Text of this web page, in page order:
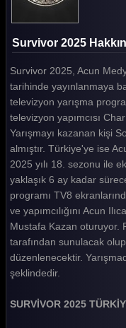
Survivor 2025 131.
Survivor 2025 130.
Survivor 2025 129.
Survivor 2025 128.
Survivor 2025 127.
Survivor 2025 125.
Survivor 2025
Survivor 2025 123.
Survivor 2025 122.
Survivor 2025 121.
Survivor 2025
Survivor 2025, Acun
tarihinde yayınlanmaya
televizyon yarışma
televizyon yapımcısı
Yarışmayı kazanan kişi
almıştır. Türkiye'ye ise
2025 yılı 18. sezonu ile
yaklaşık 6 ay kadar
programı TV8
ve yapımcılığını Acun
Mustafa Kazan oturuyor.
tarafından sunulacak
düzenlenecektir.
şeklindedir.
SURVİVOR 2025